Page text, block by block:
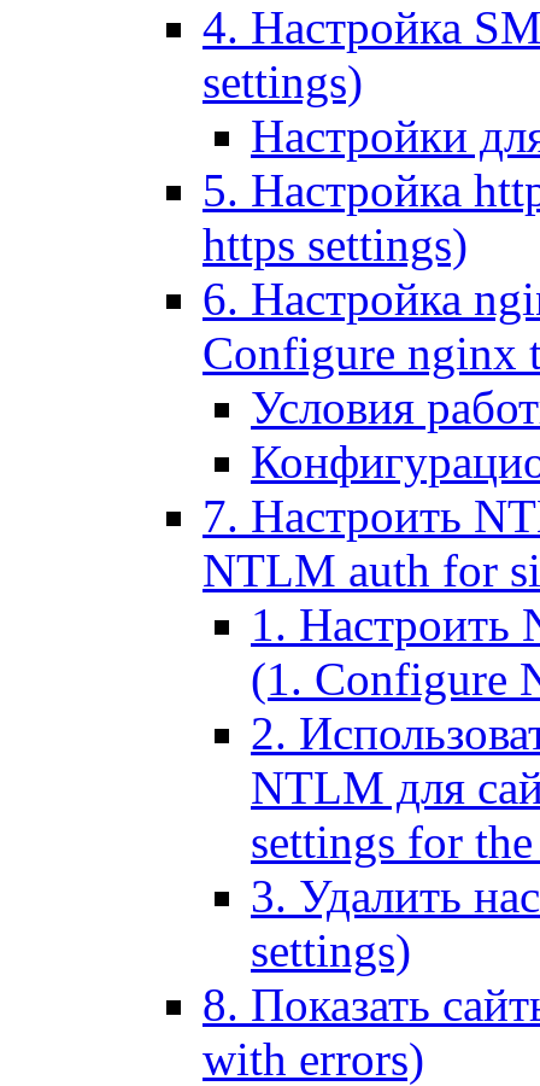
4. Настройка
settings)
Настройки
5. Настройка
https settings)
6. Настройка
Configure nginx
Условия
7. Настроить
NTLM auth for
1. Настроить
(1. Configure
2.
NTLM для
settings for
3. Удалить
settings)
8. Показать
with errors)